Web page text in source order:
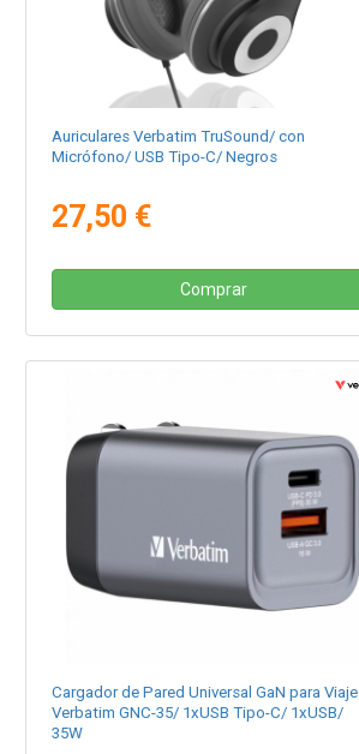
Auriculares Verbatim TruSound/ con
Micrófono/ USB Tipo-C/ Negros
27,50 €
Comprar
Cargador de Pared Universal GaN para Viaje
Verbatim GNC-35/ 1xUSB Tipo-C/ 1xUSB/
35W